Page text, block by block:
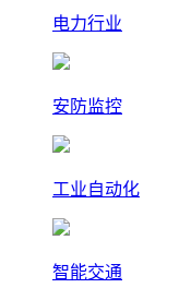
电力行业
安防监控
工业自动化
智能交通